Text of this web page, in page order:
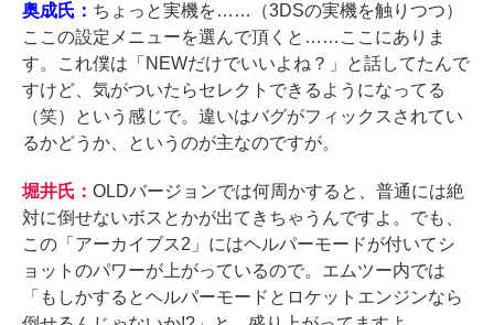
奥成氏： ちょっと実機を……（3DSの実機を触りつつ）
ここの設定メニューを選んで頂くと……ここにありま
す。これ僕は「NEWだけでいいよね？」と話してたんで
すけど、気がついたらセレクトできるようになってる
（笑）という感じで。違いはバグがフィックスされてい
るかどうか、というのが主なのですが。
堀井氏： OLDバージョンでは何周かすると、普通には絶
対に倒せないボスとかが出てきちゃうんですよ。でも、
この「アーカイブス2」にはヘルパーモードが付いてシ
ョットのパワーが上がっているので。エムツー内では
「もしかするとヘルパーモードとロケットエンジンなら